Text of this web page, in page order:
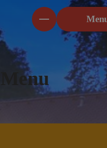
Menu